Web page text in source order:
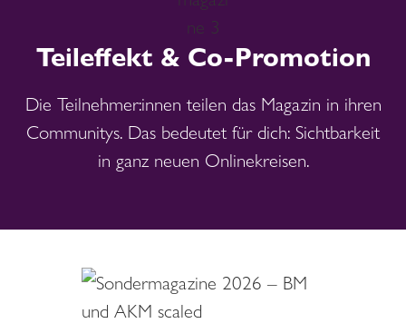
Teileffekt & Co-Promotion
Die Teilnehmer:innen teilen das Magazin in ihren
Communitys. Das bedeutet für dich: Sichtbarkeit
in ganz neuen Onlinekreisen.